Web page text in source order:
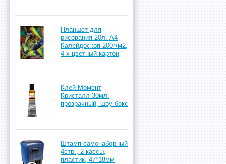
Планшет для
рисования 20л. А4
Калейдоскоп 200г/м2,
4-х цветный картон
Клей Момент
Кристалл 30мл.
прозрачный, шоу-бокс
Штамп самонаборный
4стр., 2 кассы,
пластик, 47*18мм